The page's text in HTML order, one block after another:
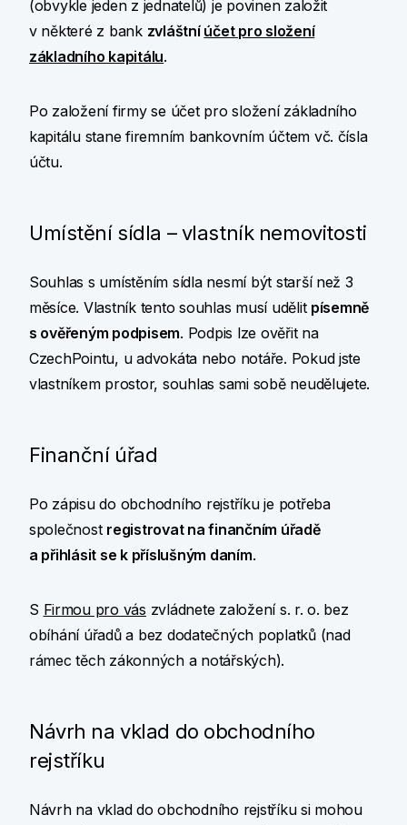
(obvykle jeden z jednatelů) je povinen založit
v některé z bank zvláštní účet pro složení
základního kapitálu.
Po založení firmy se účet pro složení základního
kapitálu stane firemním bankovním účtem vč. čísla
účtu.
Umístění sídla – vlastník nemovitosti
Souhlas s umístěním sídla nesmí být starší než 3
měsíce. Vlastník tento souhlas musí udělit písemně
s ověřeným podpisem. Podpis lze ověřit na
CzechPointu, u advokáta nebo notáře. Pokud jste
vlastníkem prostor, souhlas sami sobě neudělujete.
Finanční úřad
Po zápisu do obchodního rejstříku je potřeba
společnost registrovat na finančním úřadě
a přihlásit se k příslušným daním.
S Firmou pro vás zvládnete založení s. r. o. bez
obíhání úřadů a bez dodatečných poplatků (nad
rámec těch zákonných a notářských).
Návrh na vklad do obchodního
rejstříku
Návrh na vklad do obchodního rejstříku si mohou